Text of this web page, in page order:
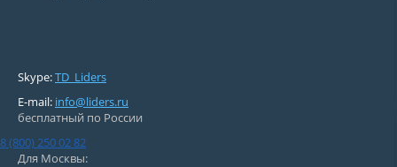
Skype:TD_Liders
E-mail: info@liders.ru
бесплатный по России
8 (800) 250 02 82
Для Москвы: